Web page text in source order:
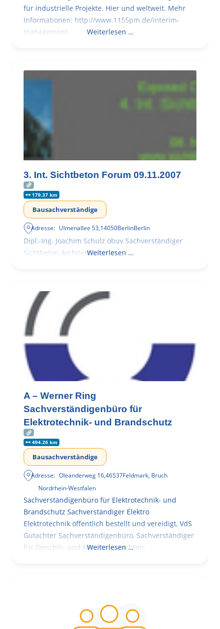
für industrielle Projekte. Hier und weltweit. Mehr
Informationen: http://www.1155pm.de/interim-
management
Weiterlesen …
3. Int. Sichtbeton Forum 09.11.2007
179.37 km
Bausachverständige
Adresse: Ulmenallee 53,14050BerlinBerlin
Dipl.-Ing. Joachim Schulz öbuv Sachverständiger
Sichtbeton Architekturbeton
Weiterlesen …
A – Werner Ring
Sachverständigenbüro für
Elektrotechnik- und Brandschutz
494.26 km
Bausachverständige
Adresse: Oleanderweg 16,46537Feldmark, Bruch
Nordrhein-Westfalen
Sachverständigenbüro für Elektrotechnik- und
Brandschutz Sachverständiger Elektro
Elektrotechnik öffentlich bestellt und vereidigt, VdS
Gutachter Sachverständigenbüro, Sachverständiger
für Gerichts- und Kammergutachten,
Weiterlesen …